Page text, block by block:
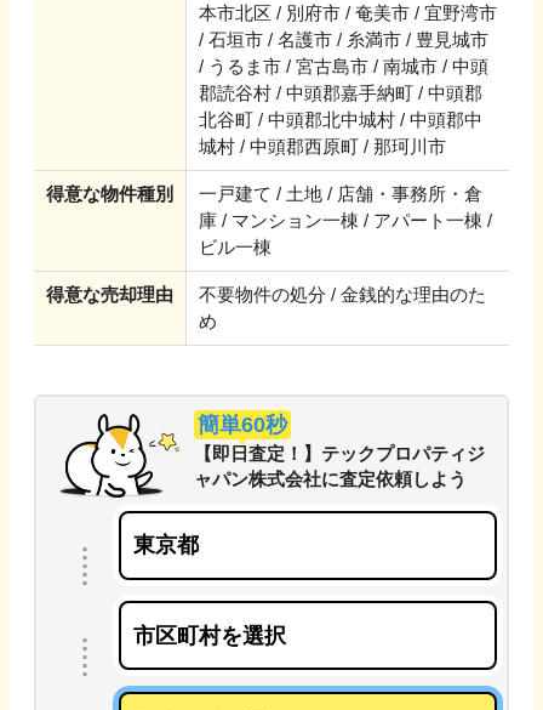
本市北区 / 別府市 / 奄美市 / 宜野湾市
/ 石垣市 / 名護市 / 糸満市 / 豊見城市
/ うるま市 / 宮古島市 / 南城市 / 中頭
郡読谷村 / 中頭郡嘉手納町 / 中頭郡
北谷町 / 中頭郡北中城村 / 中頭郡中
城村 / 中頭郡西原町 / 那珂川市
得意な物件種別
一戸建て / 土地 / 店舗・事務所・倉
庫 / マンション一棟 / アパート一棟 /
ビル一棟
得意な売却理由
不要物件の処分 / 金銭的な理由のた
め
簡単60秒
【即日査定！】テックプロパティジ
ャパン株式会社に査定依頼しよう